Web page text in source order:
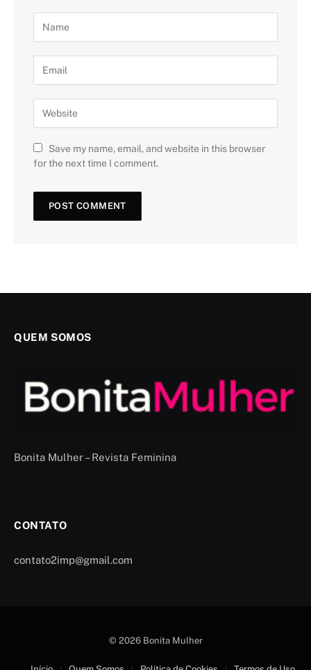
Save my name, email, and website in this browser
for the next time I comment.
QUEM SOMOS
Bonita Mulher – Revista Feminina
CONTATO
contato2imp@gmail.com
© 2026 Bonita Mulher